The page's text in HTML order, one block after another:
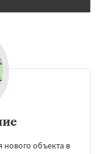
нового объекта в